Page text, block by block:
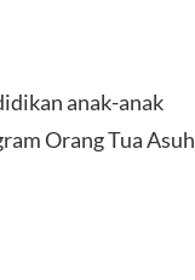
anak-anak
Orang Tua Asuh